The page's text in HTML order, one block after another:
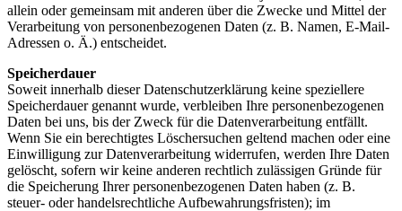
allein oder gemeinsam mit anderen über die Zwecke und Mittel der
Verarbeitung von personenbezogenen Daten (z. B. Namen, E-Mail-
Adressen o. Ä.) entscheidet.
Speicherdauer
Soweit innerhalb dieser Datenschutzerklärung keine speziellere
Speicherdauer genannt wurde, verbleiben Ihre personenbezogenen
Daten bei uns, bis der Zweck für die Datenverarbeitung entfällt.
Wenn Sie ein berechtigtes Löschersuchen geltend machen oder eine
Einwilligung zur Datenverarbeitung widerrufen, werden Ihre Daten
gelöscht, sofern wir keine anderen rechtlich zulässigen Gründe für
die Speicherung Ihrer personenbezogenen Daten haben (z. B.
steuer- oder handelsrechtliche Aufbewahrungsfristen); im